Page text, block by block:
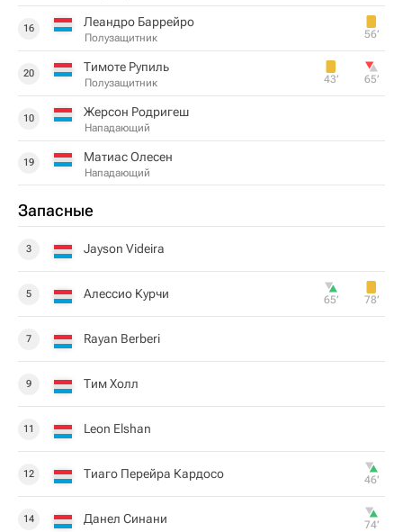
16 Леандро Баррейро
Полузащитник 56‎’‎
20 Тимоте Рупиль
Полузащитник 43‎’‎ 65‎’‎
10 Жерсон Родригеш
Нападающий
19 Матиас Олесен
Нападающий
Запасные
3 Jayson Videira
5 Алессио Курчи 65‎’‎ 78‎’‎
7 Rayan Berberi
9 Тим Холл
11 Leon Elshan
12 Тиаго Перейра Кардосо 46‎’‎
14 Данел Синани 74‎’‎